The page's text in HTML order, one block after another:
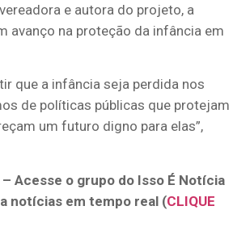
e autora do projeto, a
avanço na proteção da infância em
que a infância seja perdida nos
de políticas públicas que protejam
um futuro digno para elas”,
– Acesse o grupo do Isso É Notícia
notícias em tempo real (CLIQUE